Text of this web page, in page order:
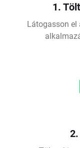
1.
Látogasson el